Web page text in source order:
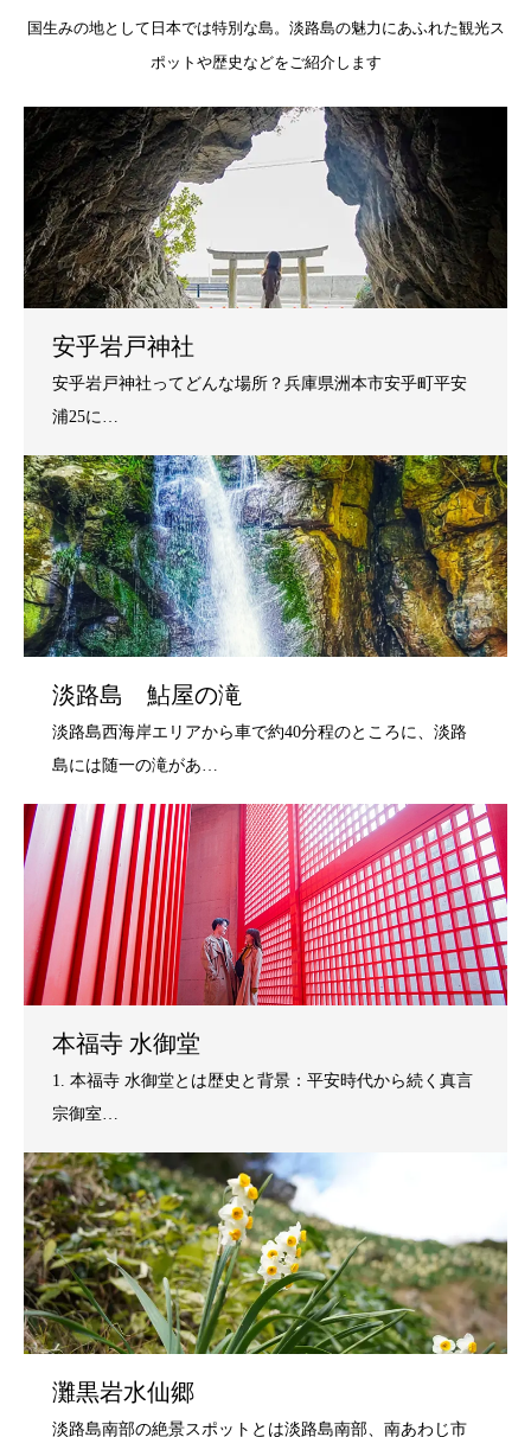
国生みの地として日本では特別な島。淡路島の魅力にあふれた観光ス
ポットや歴史などをご紹介します
安乎岩戸神社
淡路島 鮎屋の滝
本福寺 水御堂
灘黒岩水仙郷